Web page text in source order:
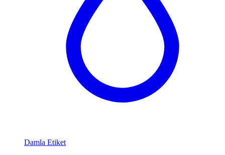
Damla Etiket